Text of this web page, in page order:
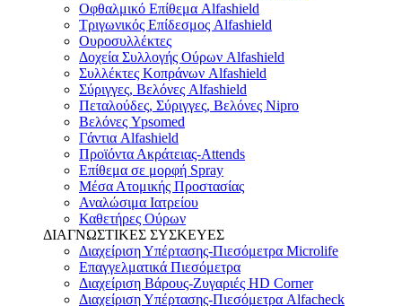
Οφθαλμικό Eπίθεμα Alfashield
Τριγωνικός Επίδεσμος Alfashield
Ουροσυλλέκτες
Δοχεία Συλλογής Ούρων Alfashield
Συλλέκτες Κοπράνων Alfashield
Σύριγγες, Βελόνες Alfashield
Πεταλούδες, Σύριγγες, Βελόνες Nipro
Βελόνες Ypsomed
Γάντια Alfashield
Προϊόντα Ακράτειας-Attends
Επίθεμα σε μορφή Spray
Μέσα Ατομικής Προστασίας
Αναλώσιμα Ιατρείου
Καθετήρες Ούρων
ΔΙΑΓΝΩΣΤΙΚΕΣ ΣΥΣΚΕΥΕΣ
Διαχείριση Υπέρτασης-Πιεσόμετρα Microlife
Επαγγελματικά Πιεσόμετρα
Διαχείριση Βάρους-Ζυγαριές HD Corner
Διαχείριση Υπέρτασης-Πιεσόμετρα Alfacheck